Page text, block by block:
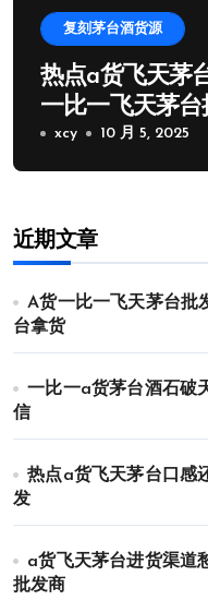
复刻茅台酒货源
热点a货飞天茅
一比一飞天茅台
xcy 10 月 5, 2025
近期文章
A货一比一飞天茅台批
台拿货
一比一a货茅台酒石破
信
热点a货飞天茅台口感
发
a货飞天茅台进货渠道
批发商